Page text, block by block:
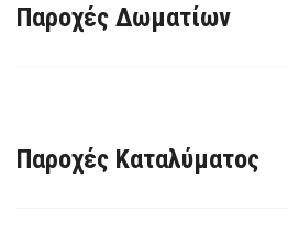
Παροχές Δωματίων
Παροχές Καταλύματος